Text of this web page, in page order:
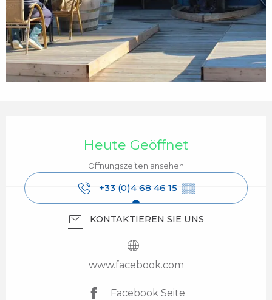
Heute Geöffnet
Öffnungszeiten ansehen
+33 (0)4 68 46 15 ▒▒
KONTAKTIEREN SIE UNS
www.facebook.com
Facebook Seite